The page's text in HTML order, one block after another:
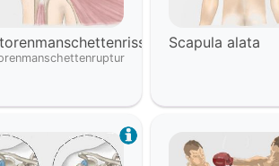
Scapula alata